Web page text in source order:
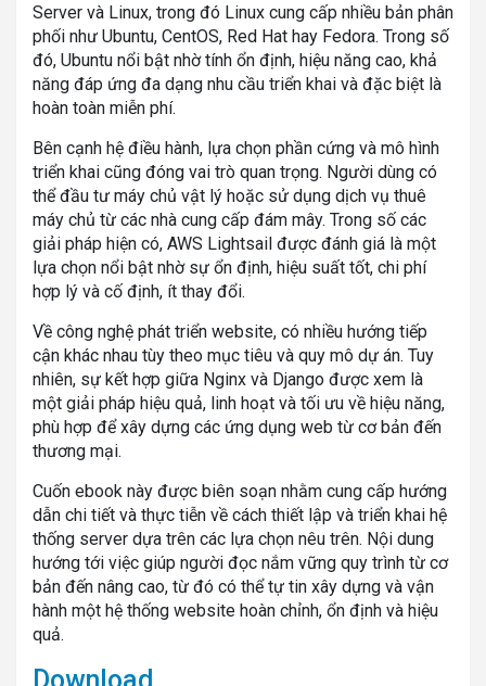
Server và Linux, trong đó Linux cung cấp nhiều bản phân
phối như Ubuntu, CentOS, Red Hat hay Fedora. Trong số
đó, Ubuntu nổi bật nhờ tính ổn định, hiệu năng cao, khả
năng đáp ứng đa dạng nhu cầu triển khai và đặc biệt là
hoàn toàn miễn phí.
Bên cạnh hệ điều hành, lựa chọn phần cứng và mô hình
triển khai cũng đóng vai trò quan trọng. Người dùng có
thể đầu tư máy chủ vật lý hoặc sử dụng dịch vụ thuê
máy chủ từ các nhà cung cấp đám mây. Trong số các
giải pháp hiện có, AWS Lightsail được đánh giá là một
lựa chọn nổi bật nhờ sự ổn định, hiệu suất tốt, chi phí
hợp lý và cố định, ít thay đổi.
Về công nghệ phát triển website, có nhiều hướng tiếp
cận khác nhau tùy theo mục tiêu và quy mô dự án. Tuy
nhiên, sự kết hợp giữa Nginx và Django được xem là
một giải pháp hiệu quả, linh hoạt và tối ưu về hiệu năng,
phù hợp để xây dựng các ứng dụng web từ cơ bản đến
thương mại.
Cuốn ebook này được biên soạn nhằm cung cấp hướng
dẫn chi tiết và thực tiễn về cách thiết lập và triển khai hệ
thống server dựa trên các lựa chọn nêu trên. Nội dung
hướng tới việc giúp người đọc nắm vững quy trình từ cơ
bản đến nâng cao, từ đó có thể tự tin xây dựng và vận
hành một hệ thống website hoàn chỉnh, ổn định và hiệu
quả.